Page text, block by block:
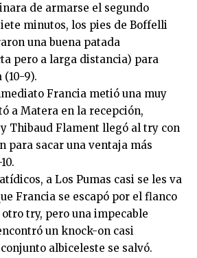
de armarse el segundo
minutos, los pies de Boffelli
una buena patada
pero a larga distancia) para
(10-9).
Francia metió una muy
a Matera en la recepción,
Thibaud Flament llegó al try con
para sacar una ventaja más
a Los Pumas casi se les va
Francia se escapó por el flanco
try, pero una impecable
un knock-on casi
albiceleste se salvó.